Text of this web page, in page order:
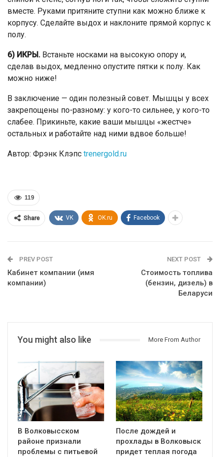
вместе. Руками притяните ступни как можно ближе к
корпусу. Сделайте выдох и наклоните прямой корпус к
полу.
6) ИКРЫ. Встаньте носками на высокую опору и,
сделав выдох, медленно опустите пятки к полу. Как
можно ниже!
В заключение — один полезный совет. Мышцы у всех
закрепощены по-разному: у кого-то сильнее, у кого-то
слабее. Прикиньте, какие ваши мышцы «жестче»
остальных и работайте над ними вдвое больше!
Автор: Фрэнк Клэпс trenergold.ru
119
Share VK OK.ru Facebook
PREV POST
Кабинет компании (имя
компании)
NEXT POST
Стоимость топлива
(бензин, дизель) в
Беларуси
You might also like More From Author
В Волковысском
районе признали
проблемы с питьевой
После дождей и
прохлады в Волковыск
придет теплая погода